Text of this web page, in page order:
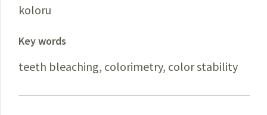
koloru
Key words
teeth bleaching, colorimetry, color stability